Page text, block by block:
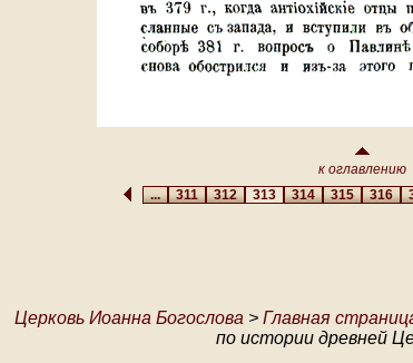
к оглавлению
...311312 313 314315316
Церковь Иоанна Богослова > Главная
по истории древней